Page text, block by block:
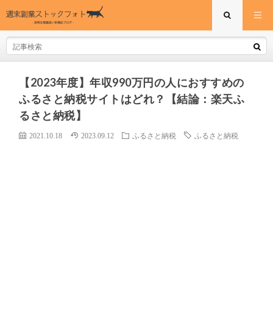
【2023年度】年収990万円の人におすすめの
ふるさと納税サイトはどれ？【結論：楽天ふ
るさと納税】
2021.10.18 2023.09.12 ふるさと納税 ふるさと納税